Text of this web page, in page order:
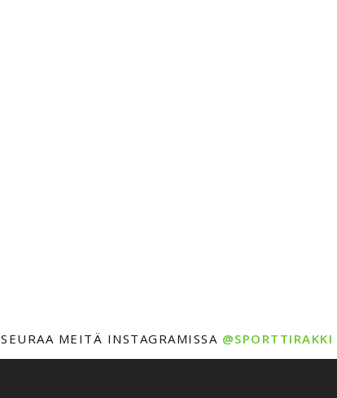
SEURAA MEITÄ INSTAGRAMISSA @SPORTTIRAKKI